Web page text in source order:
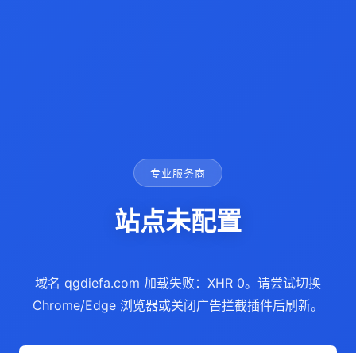
专业服务商
站点未配置
域名 qgdiefa.com 加载失败：XHR 0。请尝试切换
Chrome/Edge 浏览器或关闭广告拦截插件后刷新。